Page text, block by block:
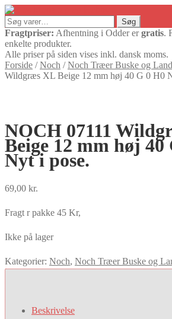
Søg
efter:
Søg
Fragtpriser: Afhentning i Odder ergratis.
enkelte produkter.
Alle priser på siden vises inkl. dansk moms.
Forside /Noch /Noch Træer Buske og
Wildgræs XL Beige 12 mm høj 40 G 0 H0
NOCH 07111
Beige 12 mm høj 40
Nyt i pose.
69,00 kr.
Fragt r pakke 45 Kr,
Ikke på lager
Kategorier: Noch, Noch Træer Buske og
Beskrivelse